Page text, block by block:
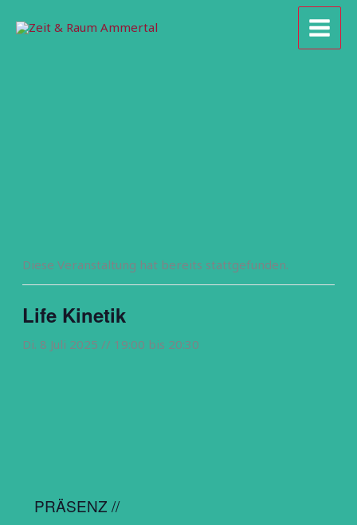
Inhalt
Diese Veranstaltung hat bereits stattgefunden.
Life Kinetik
Di. 8 Juli 2025 // 19:00 bis 20:30
PRÄSENZ //